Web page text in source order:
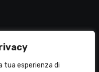
tua esperienza di